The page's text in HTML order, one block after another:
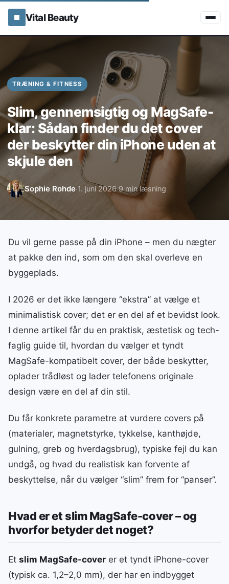
Vital Beauty
TRÆNING & FITNESS
Slim, gennemsigtig og MagSafe-
klar: Sådan finder du det cover
der beskytter din iPhone uden at
skjule den
Sophie Rohde·1. juni 2026·9 min læsning
Du vil gerne passe på din iPhone – men du nægter
at pakke den ind, som om den skal overleve en
byggeplads.
I 2026 er det ikke længere “ekstra” at vælge et
minimalistisk cover; det er en del af et bevidst look.
I denne artikel får du en praktisk, æstetisk og tech-
faglig guide til, hvordan du vælger et tyndt
MagSafe-kompatibelt cover, der både beskytter,
oplader trådløst og lader telefonens originale
design være en del af din stil.
Du får konkrete parametre at vurdere covers på
(materialer, magnetstyrke, tykkelse, kanthøjde,
gulning, greb og hverdagsbrug), typiske fejl du kan
undgå, og hvad du realistisk kan forvente af
beskyttelse, når du vælger “slim” frem for “panser”.
Hvad er et slim MagSafe-cover – og
hvorfor betyder det noget?
Et slim MagSafe-cover er et tyndt iPhone-cover
(typisk ca. 1,2–2,0 mm), der har en indbygget